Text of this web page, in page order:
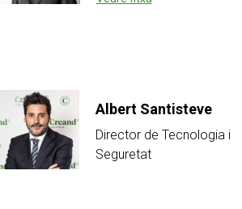
Albert Santisteve
Director de Tecnologia i
Seguretat